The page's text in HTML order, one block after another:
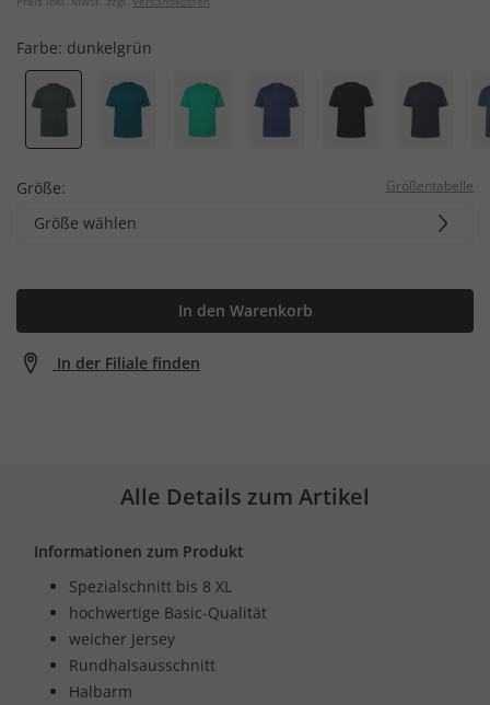
Farbe: dunkelgrün
Größe: Größentabelle
Größe wählen
In den Warenkorb
In der Filiale finden
Alle Details zum Artikel
Informationen zum Produkt
Spezialschnitt bis 8 XL
hochwertige Basic-Qualität
weicher Jersey
Rundhalsausschnitt
Halbarm